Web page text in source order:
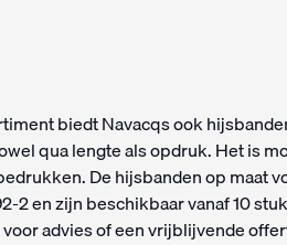
biedt Navacqs ook
qua lengte als opdruk. Het is
De hijsbanden op maat
2 en zijn beschikbaar vanaf 10
advies of een vrijblijvende